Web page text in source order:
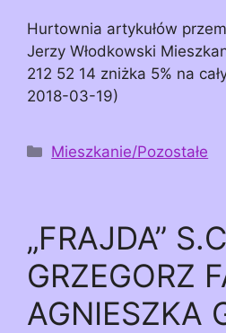
Hurtownia artykułów
Jerzy Włodkowski
212 52 14 zniżka 5% na
2018-03-19)
Kategorie
Mieszkanie/Pozostałe
„FRAJDA”
GRZEGORZ
AGNIESZKA